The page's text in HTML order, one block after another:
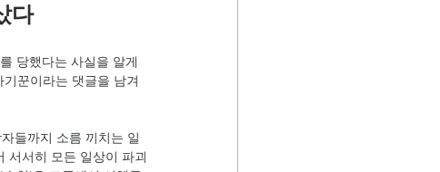
다
당했다는 사실을 알게
꾼이라는 댓글을 남겨
들까지 소름 끼치는 일
서서히 모든 일상이 파괴